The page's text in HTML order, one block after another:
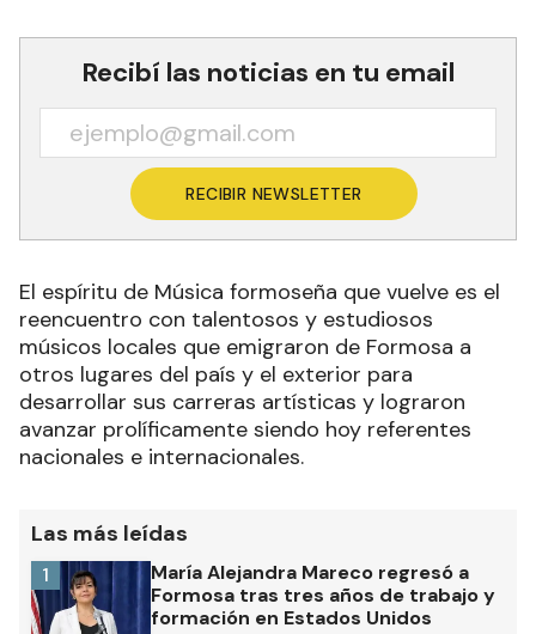
Recibí las noticias en tu email
RECIBIR NEWSLETTER
El espíritu de Música formoseña que vuelve es el
reencuentro con talentosos y estudiosos
músicos locales que emigraron de Formosa a
otros lugares del país y el exterior para
desarrollar sus carreras artísticas y lograron
avanzar prolíficamente siendo hoy referentes
nacionales e internacionales.
Las más leídas
María Alejandra Mareco regresó a
Formosa tras tres años de trabajo y
formación en Estados Unidos
1